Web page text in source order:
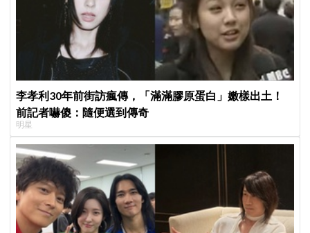
李孝利30年前街訪瘋傳，「滿滿膠原蛋白」嫩樣出土！
前記者嚇傻：隨便選到傳奇
明星